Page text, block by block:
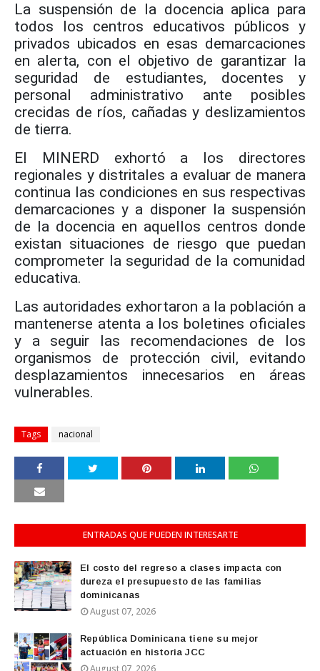
La suspensión de la docencia aplica para
todos los centros educativos públicos y
privados ubicados en esas demarcaciones
en alerta, con el objetivo de garantizar la
seguridad de estudiantes, docentes y
personal administrativo ante posibles
crecidas de ríos, cañadas y deslizamientos
de tierra.
El MINERD exhortó a los directores
regionales y distritales a evaluar de manera
continua las condiciones en sus respectivas
demarcaciones y a disponer la suspensión
de la docencia en aquellos centros donde
existan situaciones de riesgo que puedan
comprometer la seguridad de la comunidad
educativa.
Las autoridades exhortaron a la población a
mantenerse atenta a los boletines oficiales
y a seguir las recomendaciones de los
organismos de protección civil, evitando
desplazamientos innecesarios en áreas
vulnerables.
Tags nacional
ENTRADAS QUE PUEDEN INTERESARTE
El costo del regreso a clases impacta con
dureza el presupuesto de las familias
dominicanas
August 07, 2026
República Dominicana tiene su mejor
actuación en historia JCC
August 07, 2026